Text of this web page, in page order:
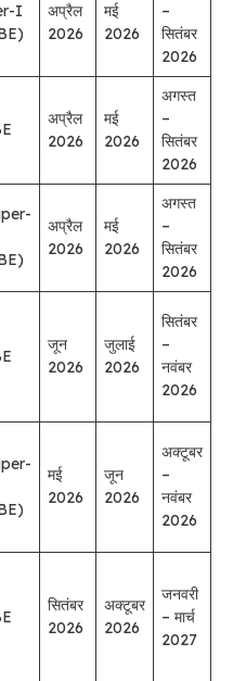
I
अप्रैल
2026
मई
2026
–
सितंबर
2026
अप्रैल
2026
मई
2026
अगस्त
–
सितंबर
2026
अप्रैल
2026
मई
2026
अगस्त
–
सितंबर
2026
जून
2026
जुलाई
2026
सितंबर
–
नवंबर
2026
मई
2026
जून
2026
अक्टूबर
–
नवंबर
2026
सितंबर
2026
अक्टूबर
2026
जनवरी
– मार्च
2027